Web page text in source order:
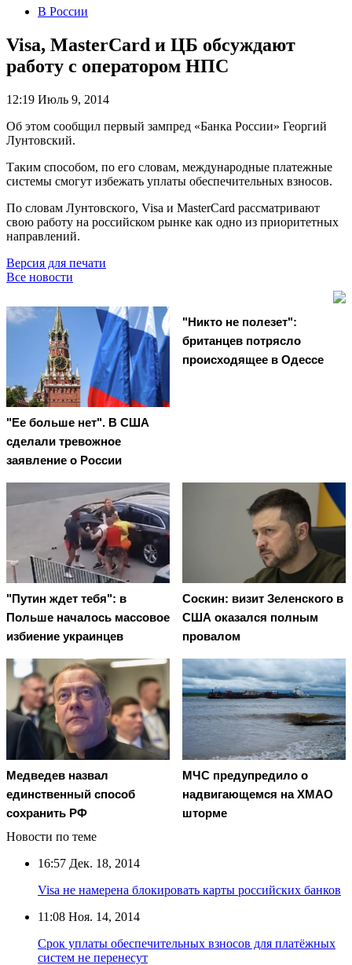
В России
Visa, MasterCard и ЦБ обсуждают
работу с оператором НПС
12:19 Июль 9, 2014
Об этом сообщил первый зампред «Банка России» Георгий
Лунтовский.
Таким способом, по его словам, международные платежные
системы смогут избежать уплаты обеспечительных взносов.
По словам Лунтовского, Visa и MasterCard рассматривают
свою работу на российском рынке как одно из приоритетных
направлений.
Версия для печати
Все новости
"Ее больше нет". В США
сделали тревожное
заявление о России
"Никто не полезет":
британцев потрясло
происходящее в Одессе
"Путин ждет тебя": в
Польше началось массовое
избиение украинцев
Соскин: визит Зеленского в
США оказался полным
провалом
Медведев назвал
единственный способ
сохранить РФ
МЧС предупредило о
надвигающемся на ХМАО
шторме
Новости по теме
16:57 Дек. 18, 2014
Visa не намерена блокировать карты российских банков
11:08 Ноя. 14, 2014
Срок уплаты обеспечительных взносов для платёжных
систем не перенесут